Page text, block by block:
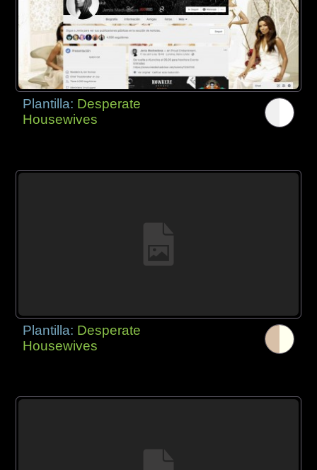
Plantilla: Desperate
Housewives
Plantilla: Desperate
Housewives